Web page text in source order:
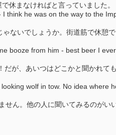
休まなければと言っていました。
think he was on the way to the
ないでしょうか。街道筋で休憩
booze from him - best beer I
だが、あいつはどこかと聞かれて
wolf in tow. No idea where
ん。他の人に聞いてみるのがい